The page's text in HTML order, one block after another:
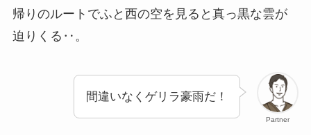
帰りのルートでふと西の空を見ると真っ黒な雲が
迫りくる‥。
Partner
間違いなくゲリラ豪雨だ！